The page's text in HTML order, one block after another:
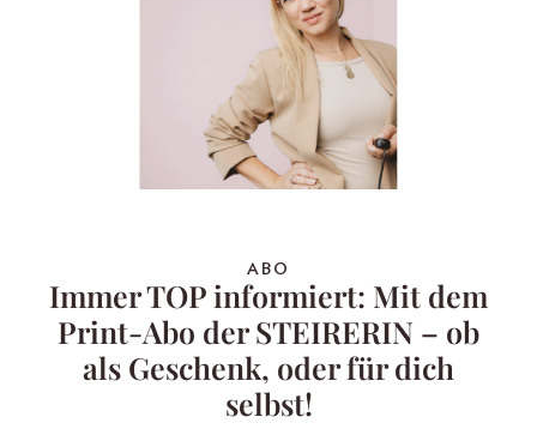
ABO
Immer TOP informiert: Mit dem
Print-Abo der STEIRERIN – ob
als Geschenk, oder für dich
selbst!